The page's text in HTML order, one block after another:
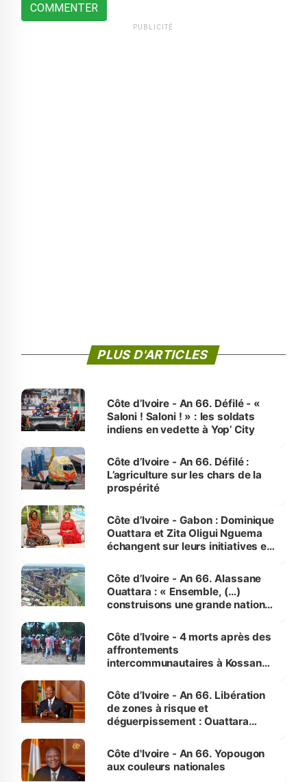
COMMENTER
PUBLICITÉ
PLUS D'ARTICLES
Côte d’Ivoire - An 66. Défilé - «
Saloni ! Saloni ! » : les soldats
indiens en vedette à Yop’ City
Côte d’Ivoire - An 66. Défilé :
L’agriculture sur les chars de la
prospérité
Côte d’Ivoire - Gabon : Dominique
Ouattara et Zita Oligui Nguema
échangent sur leurs initiatives en
enfants
Côte d’Ivoire - An 66. Alassane
Ouattara : « Ensemble, (…)
construisons une grande nation
générations futures »
Côte d’Ivoire - 4 morts après des
affrontements
intercommunautaires à Kossandji
milieu des sinistrés
Côte d’Ivoire - An 66. Libération
de zones à risque et
déguerpissement : Ouattara
l'Etat de droit pour préserver les
vies humaines »
Côte d'Ivoire - An 66. Yopougon
aux couleurs nationales